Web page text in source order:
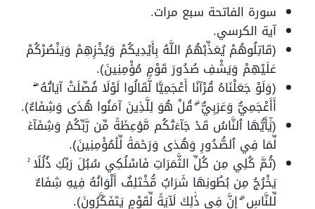
سورة الفاتحة سبع مرات.
آية الكرسي.
(قَاتِلُوهُمْ يُعَذِّبْهُمُ اللَّهُ بِأَيْدِيكُمْ وَيُخْزِهِمْ وَيَنْصُرْكُمْ
عَلَيْهِمْ وَيَشْفِ صُدُورَ قَوْمٍ مُؤْمِنِينَ).
(وَلَوْ جَعَلْنَاهُ قُرْآنًا أَعْجَمِيًّا لَّقَالُوا لَوْلَا فُصِّلَتْ آيَاتُهُ ۖ
أَأَعْجَمِيٌّ وَعَرَبِيٌّ ۗ قُلْ هُوَ لِلَّذِينَ آمَنُوا هُدًى وَشِفَاءٌ).
(يَٰٓأَيُّهَا ٱلنَّاسُ قَدۡ جَآءَتۡكُم مَّوۡعِظَةٞ مِّن رَّبِّكُمۡ وَشِفَآءٞ
لِّمَا فِي ٱلصُّدُورِ وَهُدٗى وَرَحۡمَةٞ لِّلۡمُؤۡمِنِينَ).
(ثُمَّ كُلِي مِن كُلِّ الثَّمَرَاتِ فَاسْلُكِي سُبُلَ رَبِّكِ ذُلُلًا ۚ
يَخْرُجُ مِن بُطُونِهَا شَرَابٌ مُّخْتَلِفٌ أَلْوَانُهُ فِيهِ شِفَاءٌ
لِّلنَّاسِ ۗ إِنَّ فِي ذَٰلِكَ لَآيَةً لِّقَوْمٍ يَتَفَكَّرُونَ).